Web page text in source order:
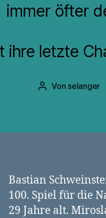
immer öfter
ihre letzte
Beitragsautor
Von selanger
Bastian
100. Spiel für die
29 Jahre alt.